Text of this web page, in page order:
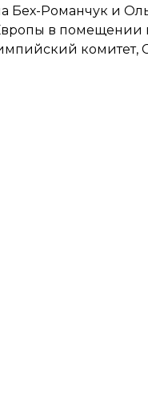
Бех-Романчук и
в помещении
комитет,